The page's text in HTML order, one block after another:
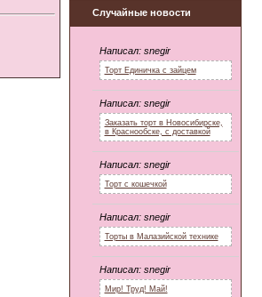
Случайные новости
Написал: snegir
Торт Единичка с зайцем
Написал: snegir
Заказать торт в Новосибирске,
в Краснообске, с доставкой
Написал: snegir
Торт с кошечкой
Написал: snegir
Торты в Малазийской технике
Написал: snegir
Мир! Труд! Май!